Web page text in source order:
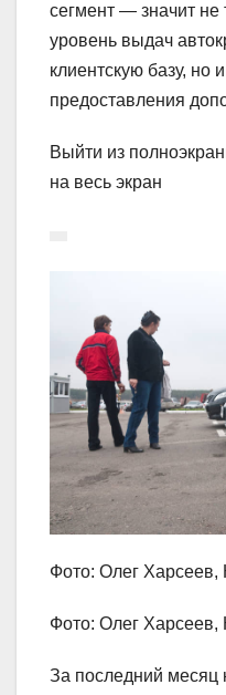
сегмент — значит не
уровень выдач
клиентскую базу, но
предоставления
Выйти из
на весь экран
Фото: Олег Харсеев,
Фото: Олег Харсеев,
За последний месяц